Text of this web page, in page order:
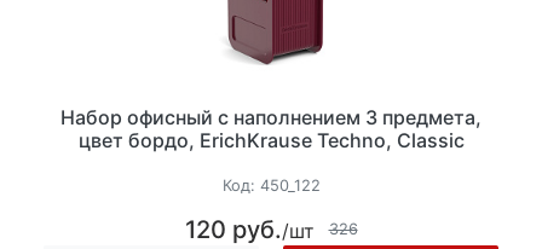
Набор офисный с наполнением 3 предмета,
цвет бордо, ErichKrause Techno, Classic
Код: 450_122
120 руб./шт 326